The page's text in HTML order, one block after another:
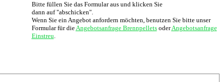
Bitte füllen Sie das Formular aus und klicken Sie
dann auf "abschicken".
Wenn Sie ein Angebot anfordern möchten, benutzen Sie bitte unser
Formular für dieAngebotsanfrage BrennpelletsoderAngebotsanfrage
Einstreu.